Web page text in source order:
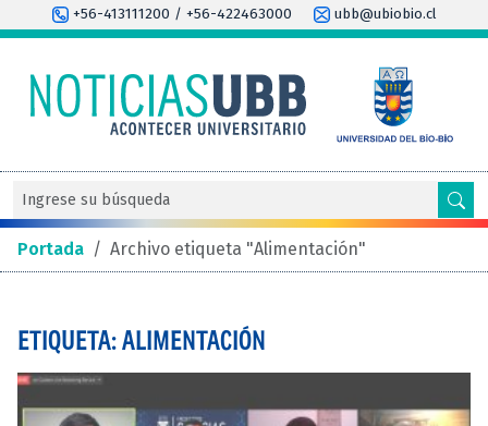
+56-413111200 / +56-422463000 ubb@ubiobio.cl
Portada / Archivo etiqueta "Alimentación"
ETIQUETA: ALIMENTACIÓN